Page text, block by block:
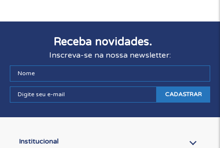
Receba novidades.
Inscreva-se na nossa newsletter:
CADASTRAR
Institucional